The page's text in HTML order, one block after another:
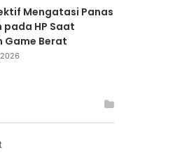
Mengatasi Panas
pada HP Saat
Game Berat